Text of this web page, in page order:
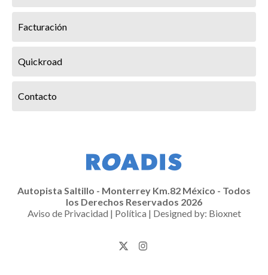
Facturación
Quickroad
Contacto
Autopista Saltillo - Monterrey Km.82 México - Todos
los Derechos Reservados 2026
Aviso de Privacidad | Política | Designed by: Bioxnet